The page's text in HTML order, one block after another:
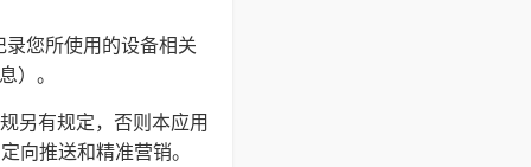
您所使用的设备相关
）。
另有规定，否则本应用
向推送和精准营销。